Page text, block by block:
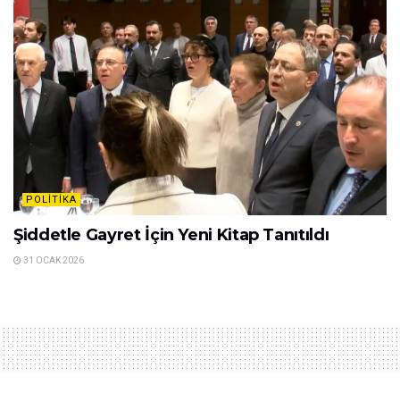
POLITIKA
Şiddetle Gayret İçin Yeni Kitap Tanıtıldı
31 OCAK 2026